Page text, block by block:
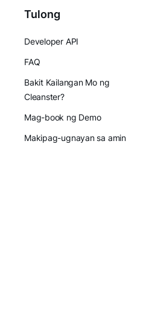
Tulong
Developer API
FAQ
Bakit Kailangan Mo ng
Cleanster?
Mag-book ng Demo
Makipag-ugnayan sa amin